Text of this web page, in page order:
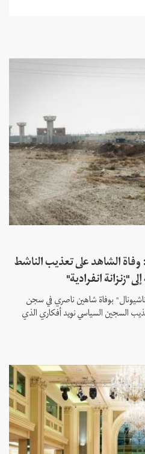
وفاة الشاهد على تعذيب الناشط
"زنزانة انفرادية"
بوفاة شاهين ناصري في سجن
السجين السياسي نويد أفكاري الذي